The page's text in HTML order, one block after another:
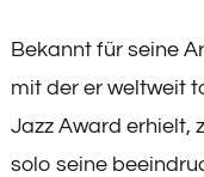
Bekannt für seine
mit der er weltweit
Jazz Award erhielt,
solo seine